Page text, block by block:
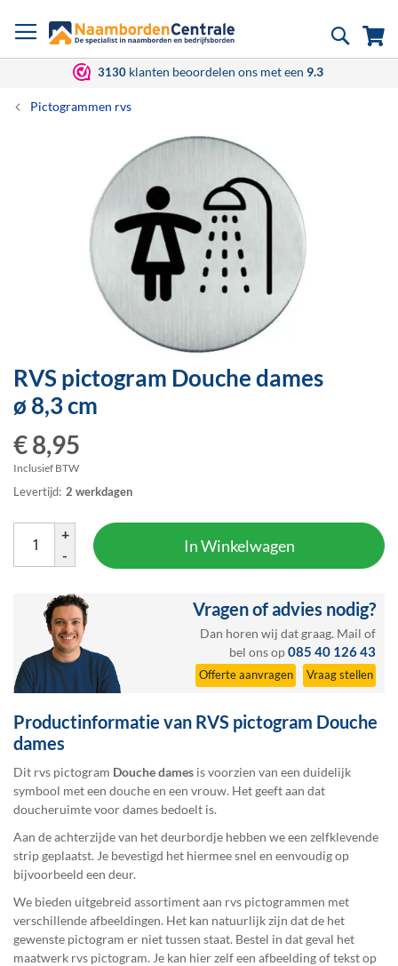
naar
Zoek
3130 klanten beoordelen ons met een 9.3
Pictogrammen rvs
Ga
naar
het
van
de
afbeeldingen-
RVS pictogram Douche dames
ø 8,3 cm
€ 8,95
Inclusief BTW
Levertijd: 2 werkdagen
Vragen of advies nodig?
Dan horen wij dat graag. Mail of
bel ons op085 40 126 43
Offerte aanvragen Vraag stellen
+
-
In Winkelwagen
Productinformatie van RVS pictogram Douche
dames
Dit rvs pictogram Douche dames is voorzien van een duidelijk
symbool met een douche en een vrouw. Het geeft aan dat
doucheruimte voor dames bedoelt is.
Aan de achterzijde van het deurbordje hebben we een zelfklevende
strip geplaatst. Je bevestigd het hiermee snel en eenvoudig op
bijvoorbeeld een deur.
We bieden uitgebreid assortiment aan rvs pictogrammen met
verschillende afbeeldingen. Het kan natuurlijk zijn dat de het
gewenste pictogram er niet tussen staat. Bestel in dat geval het
maatwerk rvs pictogram. Je kan hier zelf een afbeelding of tekst op